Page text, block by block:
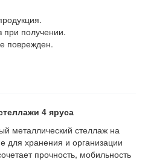
при получении.
поврежден.
4 яруса
металлический стеллаж на
для хранения и организации
прочность, мобильность